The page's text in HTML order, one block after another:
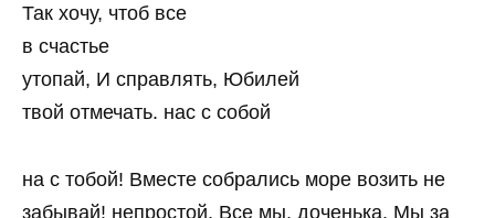
Так хочу, чтоб все
в счастье
утопай, И справлять, Юбилей
твой отмечать. нас с собой
на с тобой! Вместе собрались море возить не
забывай! непростой, Все мы, доченька, Мы за